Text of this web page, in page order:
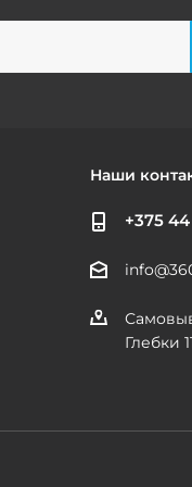
Наши
+375
Глебки